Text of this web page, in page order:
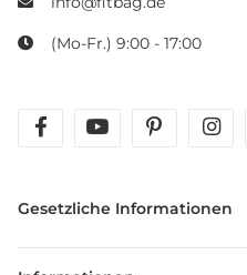
(Mo-Fr.) 9:00 - 17:00
facebookyoutubepinterest
Gesetzliche Informationen